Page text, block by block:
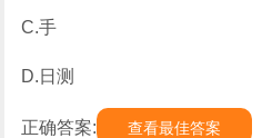
C.手
D.日测
正确答案: 查看最佳答案